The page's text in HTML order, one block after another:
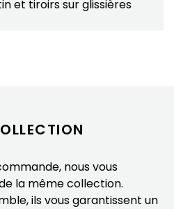
et tiroirs sur glissières
nous vous
la même collection.
ils vous garantissent un